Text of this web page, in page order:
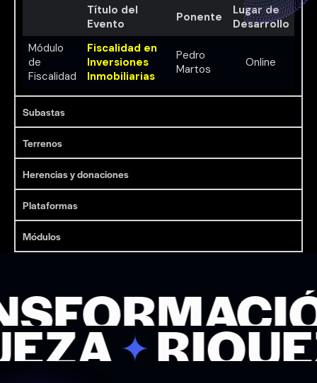
Título del
Evento
Ponente
Lugar de
Desarrollo
Módulo
de
Fiscalidad
Fiscalidad en
Inversiones
Inmobiliarias
Pedro
Martos
Online
Subastas
Terrenos
Herencias y donaciones
Plataformas
Módulos
RIQUEZA